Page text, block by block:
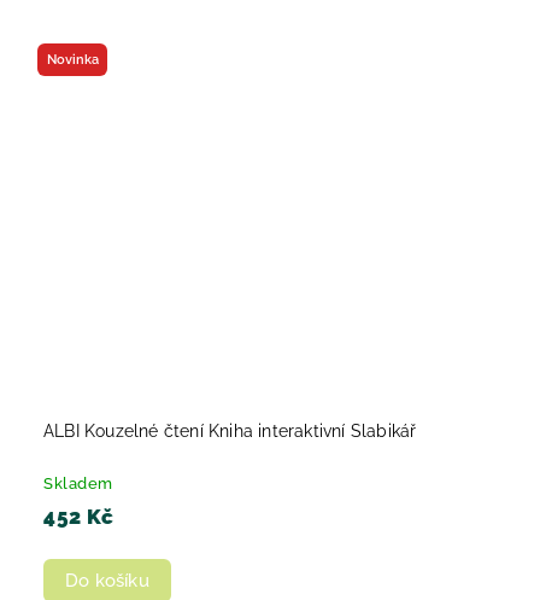
Novinka
ALBI Kouzelné čtení Kniha interaktivní Slabikář
Skladem
452 Kč
Do košíku